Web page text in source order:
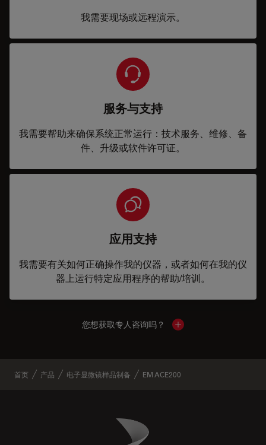
我需要现场或远程演示。
服务与支持
我需要帮助来确保系统正常运行：技术服务、维修、备
件、升级或软件许可证。
应用支持
我需要有关如何正确操作我的仪器，或者如何在我的仪
器上运行特定应用程序的帮助/培训。
您想获取专人咨询吗？ Show local contacts
首页 产品 电子显微镜样品制备 EM ACE200
Danaher Logo